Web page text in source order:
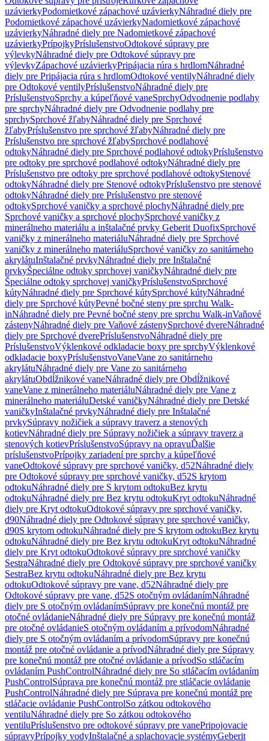
uzávierkyPodomietkové zápachové uzávierkyNáhradné diely pre
Podomietkové zápachové uzávierkyNadomietkové zápachové
uzávierkyNáhradné diely pre Nadomietkové zápachové
uzávierkyPrípojkyPríslušenstvoOdtokové súpravy pre
výlevkyNáhradné diely pre Odtokové súpravy pre
výlevkyZápachové uzávierkyPripájacia rúra s hrdlomNáhradné
diely pre Pripájacia rúra s hrdlomOdtokové ventilyNáhradné diely
pre Odtokové ventilyPríslušenstvoNáhradné diely pre
PríslušenstvoSprchy a kúpeľňové vaneSprchyOdvodnenie podlahy
pre sprchyNáhradné diely pre Odvodnenie podlahy pre
sprchySprchové žľabyNáhradné diely pre Sprchové
žľabyPríslušenstvo pre sprchové žľabyNáhradné diely pre
Príslušenstvo pre sprchové žľabySprchové podlahové
odtokyNáhradné diely pre Sprchové podlahové odtokyPríslušenstvo
pre odtoky pre sprchové podlahové odtokyNáhradné diely pre
Príslušenstvo pre odtoky pre sprchové podlahové odtokyStenové
odtokyNáhradné diely pre Stenové odtokyPríslušenstvo pre stenové
odtokyNáhradné diely pre Príslušenstvo pre stenové
odtokySprchové vaničky a sprchové plochyNáhradné diely pre
Sprchové vaničky a sprchové plochySprchové vaničky z
minerálneho materiálu a inštalačné prvky Geberit DuofixSprchové
vaničky z minerálneho materiáluNáhradné diely pre Sprchové
vaničky z minerálneho materiáluSprchové vaničky zo sanitárneho
akrylátuInštalačné prvkyNáhradné diely pre Inštalačné
prvkyŠpeciálne odtoky sprchovej vaničkyNáhradné diely pre
Špeciálne odtoky sprchovej vaničkyPríslušenstvoSprchové
kútyNáhradné diely pre Sprchové kútySprchové kútyNáhradné
diely pre Sprchové kútyPevné bočné steny pre sprchu Walk-
inNáhradné diely pre Pevné bočné steny pre sprchu Walk-inVaňové
zástenyNáhradné diely pre Vaňové zástenySprchové dvereNáhradné
diely pre Sprchové dverePríslušenstvoNáhradné diely pre
PríslušenstvoVýklenkové odkladacie boxy pre sprchyVýklenkové
odkladacie boxyPríslušenstvoVaneVane zo sanitárneho
akrylátuNáhradné diely pre Vane zo sanitárneho
akrylátuObdĺžnikové vaneNáhradné diely pre Obdĺžnikové
vaneVane z minerálneho materiáluNáhradné diely pre Vane z
minerálneho materiáluDetské vaničkyNáhradné diely pre Detské
vaničkyInštalačné prvkyNáhradné diely pre Inštalačné
prvkySúpravy nožičiek a súpravy traverz a stenových
kotievNáhradné diely pre Súpravy nožičiek a súpravy traverz a
stenových kotievPríslušenstvoSúpravy na opravuĎalšie
príslušenstvoPrípojky zariadení pre sprchy a kúpeľňové
vaneOdtokové súpravy pre sprchové vaničky, d52Náhradné diely
pre Odtokové súpravy pre sprchové vaničky, d52S krytom
odtokuNáhradné diely pre S krytom odtokuBez krytu
odtokuNáhradné diely pre Bez krytu odtokuKryt odtokuNáhradné
diely pre Kryt odtokuOdtokové súpravy pre sprchové vaničky,
d90Náhradné diely pre Odtokové súpravy pre sprchové vaničky,
d90S krytom odtokuNáhradné diely pre S krytom odtokuBez krytu
odtokuNáhradné diely pre Bez krytu odtokuKryt odtokuNáhradné
diely pre Kryt odtokuOdtokové súpravy pre sprchové vaničky
SestraNáhradné diely pre Odtokové súpravy pre sprchové vaničky
SestraBez krytu odtokuNáhradné diely pre Bez krytu
odtokuOdtokové súpravy pre vane, d52Náhradné diely pre
Odtokové súpravy pre vane, d52S otočným ovládanímNáhradné
diely pre S otočným ovládanímSúpravy pre konečnú montáž pre
otočné ovládanieNáhradné diely pre Súpravy pre konečnú montáž
pre otočné ovládanieS otočným ovládaním a prívodomNáhradné
diely pre S otočným ovládaním a prívodomSúpravy pre konečnú
montáž pre otočné ovládanie a prívodNáhradné diely pre Súpravy
pre konečnú montáž pre otočné ovládanie a prívodSo stláčacím
ovládaním PushControlNáhradné diely pre So stláčacím ovládaním
PushControlSúprava pre konečnú montáž pre stláčacie ovládanie
PushControlNáhradné diely pre Súprava pre konečnú montáž pre
stláčacie ovládanie PushControlSo zátkou odtokového
ventiluNáhradné diely pre So zátkou odtokového
ventiluPríslušenstvo pre odtokové súpravy pre vanePripojovacie
súpravyPrípojky vodyInštalačné a splachovacie systémyGeberit